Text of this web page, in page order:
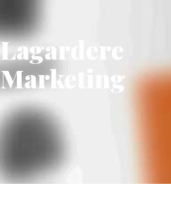
Lagardere
Marketing